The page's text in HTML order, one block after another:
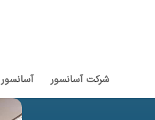
شرکت آسانسور آسانسور